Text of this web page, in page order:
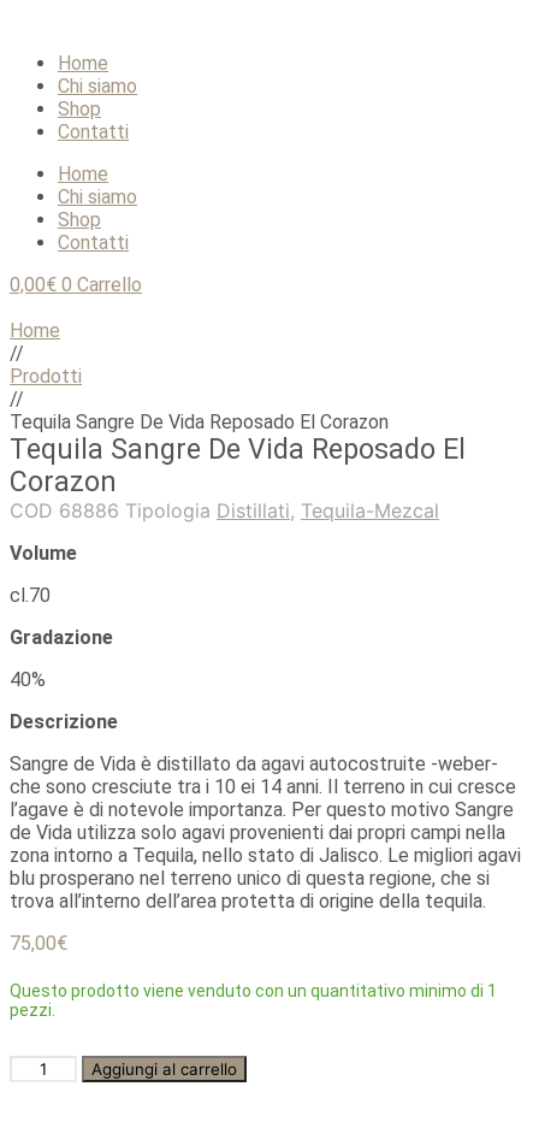
Home
Chi siamo
Shop
Contatti
Home
Chi siamo
Shop
Contatti
0,00€ 0 Carrello
Home
//
Prodotti
//
Tequila Sangre De Vida Reposado El Corazon
Tequila Sangre De Vida Reposado El
Corazon
COD 68886 Tipologia Distillati, Tequila-Mezcal
Volume
cl.70
Gradazione
40%
Descrizione
Sangre de Vida è distillato da agavi autocostruite -weber-
che sono cresciute tra i 10 ei 14 anni. Il terreno in cui cresce
l’agave è di notevole importanza. Per questo motivo Sangre
de Vida utilizza solo agavi provenienti dai propri campi nella
zona intorno a Tequila, nello stato di Jalisco. Le migliori agavi
blu prosperano nel terreno unico di questa regione, che si
trova all’interno dell’area protetta di origine della tequila.
75,00€
Questo prodotto viene venduto con un quantitativo minimo di 1
pezzi.
Tequila
Aggiungi al carrello